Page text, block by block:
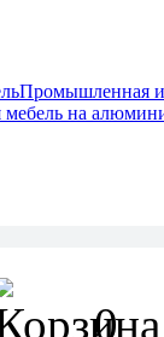
Промышленная и
мебель на
0